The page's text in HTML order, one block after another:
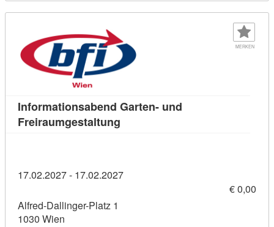
MERKEN
Informationsabend Garten- und
Freiraumgestaltung
17.02.2027 - 17.02.2027
€ 0,00
Alfred-Dallinger-Platz 1
1030 Wien